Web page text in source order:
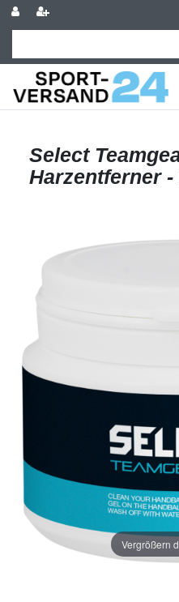
Select
Harzentferner -
Vergrößern